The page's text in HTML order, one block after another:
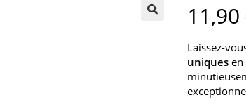
11,90
Laissez-
uniques en